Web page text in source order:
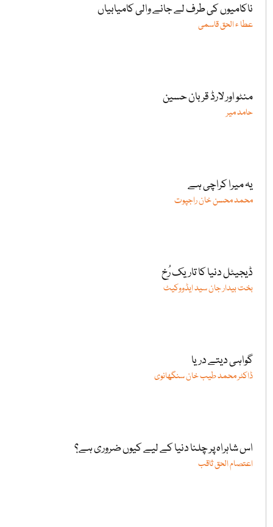
ناکامیوں کی طرف لے جانے والی کامیابیاں
عطا ء الحق قاسمی
منٹو اور لارڈ قربان حسین
حامد میر
یہ میرا کراچی ہے
محمد محسن خان راجپوت
ڈیجیٹل دنیا کا تاریک رُخ
بخت بیدار جان سید ایڈووکیٹ
گواہی دیتے دریا
ڈاکٹر محمد طیب خان سنگھانوی
اس شاہراہ پر چلنا دنیا کے لیے کیوں ضروری ہے؟
اعتصام الحق ثاقب